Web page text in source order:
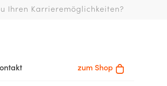
Ihren Karrieremöglichkeiten?
zum Shop